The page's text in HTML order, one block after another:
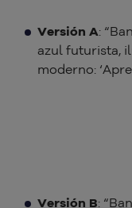
Versión A:
azul futurista,
moderno:
Versión B: